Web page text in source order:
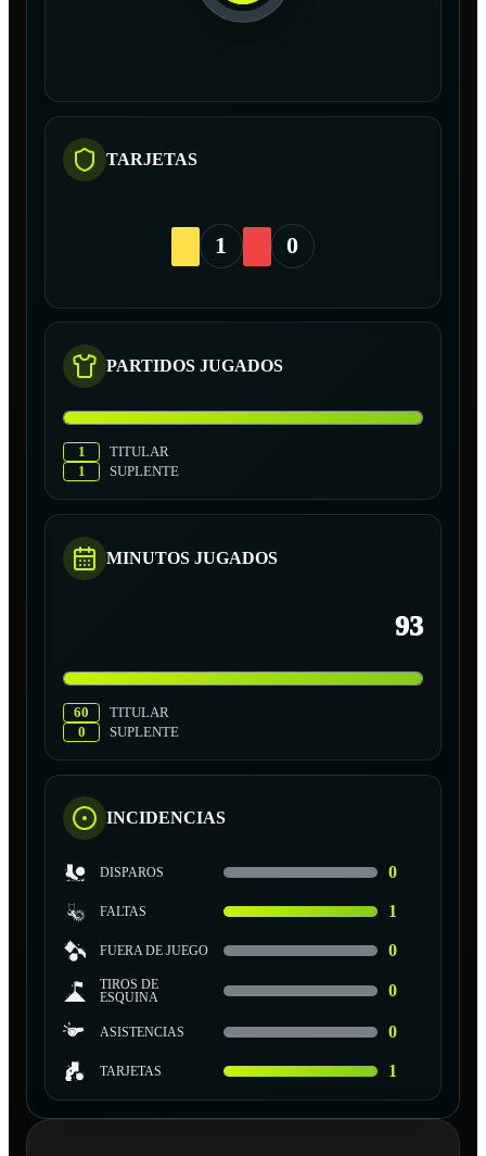
TARJETAS
1 0
PARTIDOS JUGADOS
1
TITULAR
1
SUPLENTE
MINUTOS JUGADOS
93
60
TITULAR
0
SUPLENTE
INCIDENCIAS
DISPAROS 0
FALTAS 1
FUERA DE JUEGO 0
TIROS DE
ESQUINA
0
ASISTENCIAS 0
TARJETAS 1